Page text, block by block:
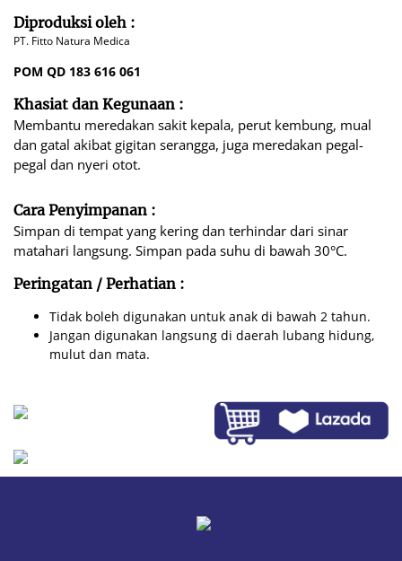
Diproduksi oleh :
PT. Fitto Natura Medica
POM QD 183 616 061
Khasiat dan Kegunaan :
Membantu meredakan sakit kepala, perut kembung, mual
dan gatal akibat gigitan serangga, juga meredakan pegal-
pegal dan nyeri otot.
Cara Penyimpanan :
Simpan di tempat yang kering dan terhindar dari sinar
matahari langsung. Simpan pada suhu di bawah 30°C.
Peringatan / Perhatian :
Tidak boleh digunakan untuk anak di bawah 2 tahun.
Jangan digunakan langsung di daerah lubang hidung,
mulut dan mata.